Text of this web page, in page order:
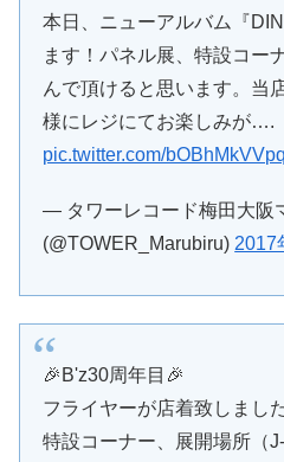
本日、ニューアルバム『
ます！パネル展、特設コー
んで頂けると思います。当
様にレジにてお楽しみが….
pic.twitter.com/bOBhMkVVpq
— タワーレコード梅田大阪
(@TOWER_Marubiru) 2017
🎉B'z30周年目🎉
フライヤーが店着致しまし
特設コーナー、展開場所（